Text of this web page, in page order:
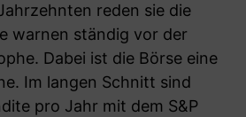
reden sie die
warnen ständig vor der
Dabei ist die Börse eine
Im langen Schnitt sind
pro Jahr mit dem S&P